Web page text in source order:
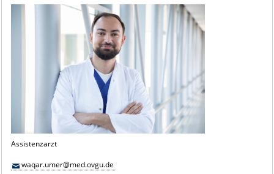
VERANSTALTUNGEN / NEWS
Assistenzarzt
waqar.umer@med.ovgu.de